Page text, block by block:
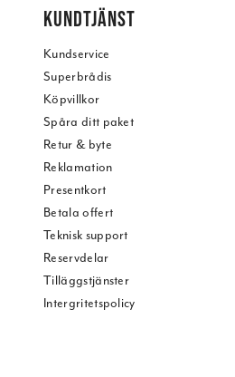
KUNDTJÄNST
Kundservice
Superbrådis
Köpvillkor
Spåra ditt paket
Retur & byte
Reklamation
Presentkort
Betala offert
Teknisk support
Reservdelar
Tilläggstjänster
Intergritetspolicy